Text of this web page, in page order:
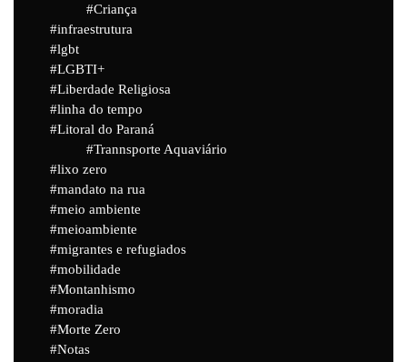
Criança
infraestrutura
lgbt
LGBTI+
Liberdade Religiosa
linha do tempo
Litoral do Paraná
Trannsporte Aquaviário
lixo zero
mandato na rua
meio ambiente
meioambiente
migrantes e refugiados
mobilidade
Montanhismo
moradia
Morte Zero
Notas